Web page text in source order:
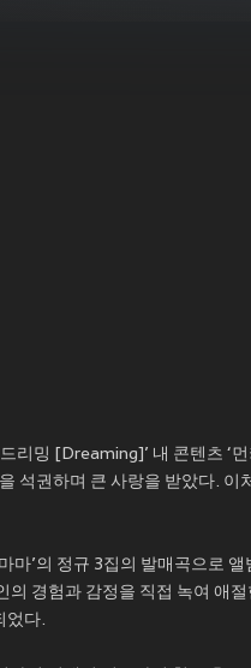
리밍 [Dreaming]’ 내 콘텐츠 ‘
석권하며 큰 사랑을 받았다.
마’의 정규 3집의 발매곡으로
경험과 감정을 직접 녹여 애
었다.